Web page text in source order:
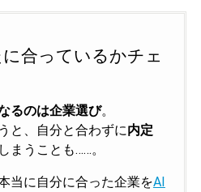
合っているかチェ
るのは企業選び。
と、自分と合わずに内定
まうことも……。
当に自分に合った企業をAI